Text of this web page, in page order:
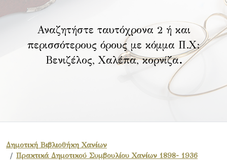
Αναζητήστε ταυτόχρονα 2 ή και
περισσότερους όρους με κόμμα Π.Χ:
Βενιζέλος, Χαλέπα, κορνίζα.
Δημοτική Βιβλιοθήκη Χανίων
Πρακτικά Δημοτικού Συμβουλίου Χανίων 1898- 1936